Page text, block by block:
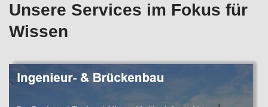
Unsere Services im Fokus für
Wissen